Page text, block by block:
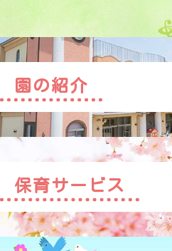
園の紹介
保育サービス